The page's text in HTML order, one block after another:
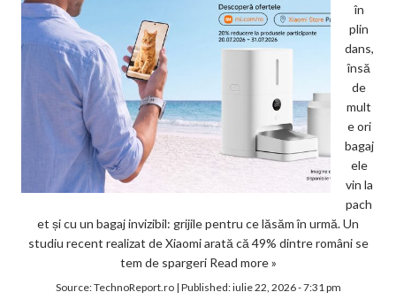
în
plin
dans,
însă
de
mult
e ori
bagaj
ele
vin la
pach
et și cu un bagaj invizibil: grijile pentru ce lăsăm în urmă. Un
studiu recent realizat de Xiaomi arată că 49% dintre români se
tem de spargeri Read more »
Source:TechnoReport.ro| Published:iulie 22, 2026 - 7:31 pm